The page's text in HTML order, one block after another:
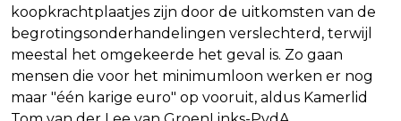
koopkrachtplaatjes zijn door de uitkomsten van de
begrotingsonderhandelingen verslechterd, terwijl
meestal het omgekeerde het geval is. Zo gaan
mensen die voor het minimumloon werken er nog
maar "één karige euro" op vooruit, aldus Kamerlid